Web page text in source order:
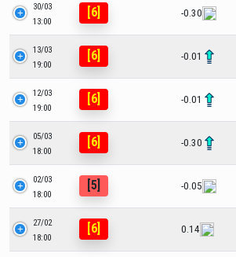
30/03
13:00
[6] -0.30
13/03
19:00
[6] -0.01
12/03
19:00
[6] -0.01
05/03
18:00
[6] -0.30
02/03
18:00
[5] -0.05
27/02
18:00
[6] 0.14